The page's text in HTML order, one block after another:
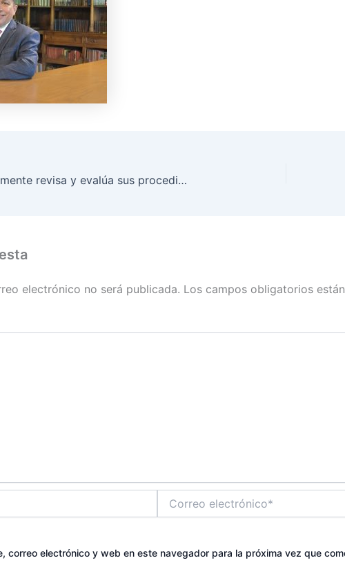
INE Michoacán continuamente revisa y evalúa sus procedimientos, entre ellos, la calidad del padrón electoral
electrónico no será publicada. Los campos obligatorios
electrónico*
correo electrónico y web en este navegador para la próxima vez que